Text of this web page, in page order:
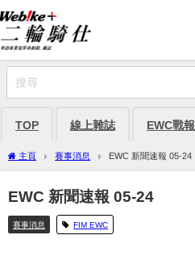
TOP 線上雜誌 EWC戰報
主頁 賽事消息 EWC 新聞速報 05-24
EWC 新聞速報 05-24
賽事消息 FIM EWC